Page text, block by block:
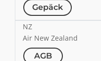
Gepäck
NZ
Air New Zealand
AGB